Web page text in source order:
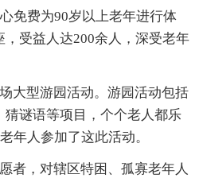
免费为90岁以上老年进行体
受益人达200余人，深受老年
大型游园活动。游园活动包括
谜语等项目，个个老人都乐
年人参加了这此活动。
者，对辖区特困、孤寡老年人